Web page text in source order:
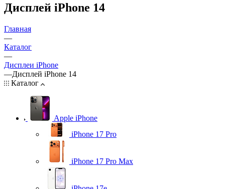
Дисплей iPhone 14
Главная
—
Каталог
—
Дисплеи iPhone
—Дисплей iPhone 14
Каталог
Apple iPhone
iPhone 17 Pro
iPhone 17 Pro Max